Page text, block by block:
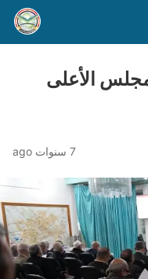
الأعلى
7 سنوات ago